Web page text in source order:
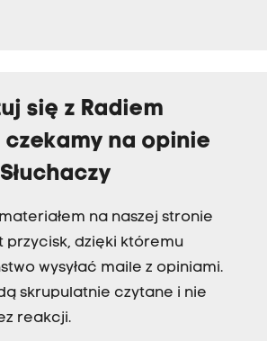
się z Radiem
czekamy na opinie
na naszej stronie
przycisk, dzięki któremu
wysyłać maile z opiniami.
skrupulatnie czytane i nie
reakcji.